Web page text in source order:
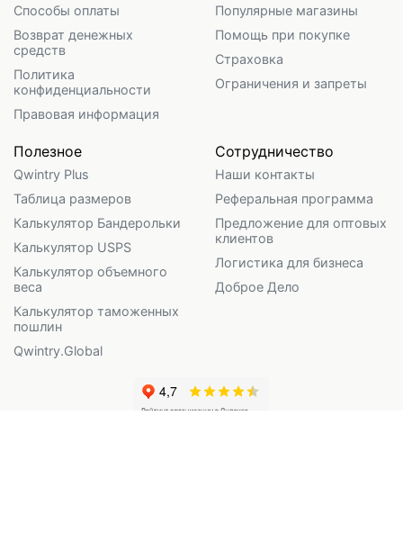
Способы оплаты
Возврат денежных
средств
Политика
конфиденциальности
Правовая информация
Популярные магазины
Помощь при покупке
Страховка
Ограничения и запреты
Полезное
Qwintry Plus
Таблица размеров
Калькулятор Бандерольки
Калькулятор USPS
Калькулятор объемного
веса
Калькулятор таможенных
пошлин
Qwintry.Global
Сотрудничество
Наши контакты
Реферальная программа
Предложение для оптовых
клиентов
Логистика для бизнеса
Доброе Дело